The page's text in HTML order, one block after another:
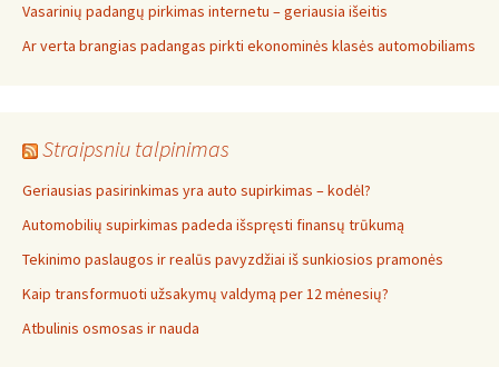
Vasarinių padangų pirkimas internetu – geriausia išeitis
Ar verta brangias padangas pirkti ekonominės klasės automobiliams
Straipsniu talpinimas
Geriausias pasirinkimas yra auto supirkimas – kodėl?
Automobilių supirkimas padeda išspręsti finansų trūkumą
Tekinimo paslaugos ir realūs pavyzdžiai iš sunkiosios pramonės
Kaip transformuoti užsakymų valdymą per 12 mėnesių?
Atbulinis osmosas ir nauda